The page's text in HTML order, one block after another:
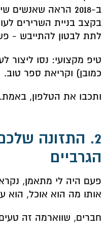
לתת לבטון להתייבש -
טיפ מקצועי: נסו ליצור
כמובן) וקריאת ספר טוב.
ותכבו את הטלפון,
2. התזונה
הגרביים
פעם היה לי מתאמן,
אותו מה הוא אוכל, הוא
חברים, שווארמה זה